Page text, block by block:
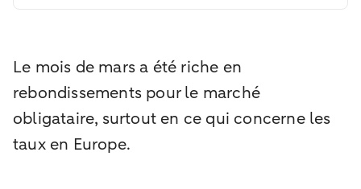
Le mois de mars a été riche en
rebondissements pour le marché
obligataire, surtout en ce qui concerne les
taux en Europe.